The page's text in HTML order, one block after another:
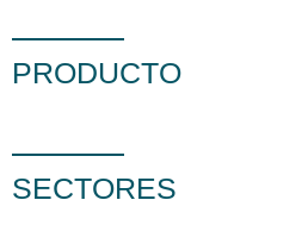
PRODUCTO
SECTORES